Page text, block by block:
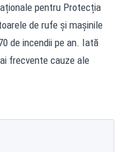
pentru Protecția
de rufe și mașinile
de incendii pe an. Iată
frecvente cauze ale